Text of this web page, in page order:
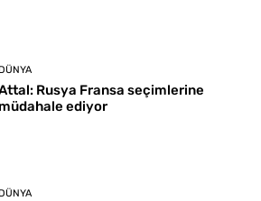
DÜNYA
Rusya Fransa seçimlerine
müdahale ediyor
DÜNYA